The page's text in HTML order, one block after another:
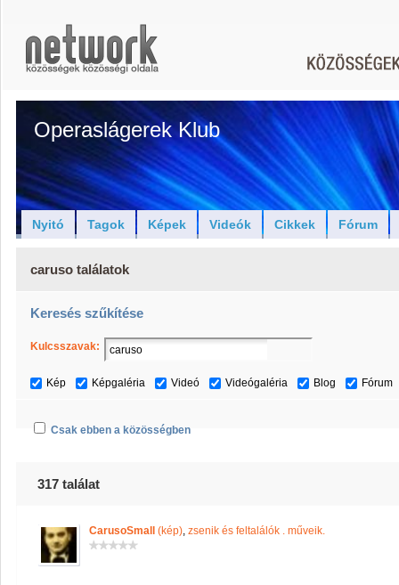
Operaslágerek Klub
Nyitó Tagok Képek Videók Cikkek Fórum
caruso találatok
Keresés szűkítése
Kulcsszavak:
Kép Képgaléria Videó Videógaléria Blog Fórum
Csak ebben a közösségben
317 találat
CarusoSmall (kép), zsenik és feltalálók . műveik.